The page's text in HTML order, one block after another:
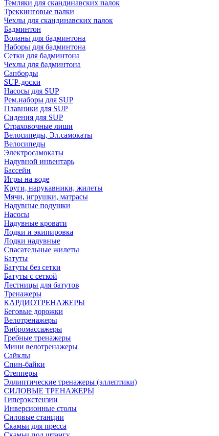
Темляки для скандинавских палок
Треккинговые палки
Чехлы для скандинавских палок
Бадминтон
Воланы для бадминтона
Наборы для бадминтона
Сетки для бадминтона
Чехлы для бадминтона
Сапборды
SUP-доски
Насосы для SUP
Рем.наборы для SUP
Плавники для SUP
Сидения для SUP
Страховочные лиши
Велосипеды, Эл.самокаты
Велосипеды
Электросамокаты
Надувной инвентарь
Бассейн
Игры на воде
Круги, нарукавники, жилеты
Мячи, игрушки, матрасы
Надувные подушки
Насосы
Надувные кровати
Лодки и экипировка
Лодки надувные
Спасательные жилеты
Батуты
Батуты без сетки
Батуты с сеткой
Лестницы для батутов
Тренажеры
КАРДИОТРЕНАЖЕРЫ
Беговые дорожки
Велотренажеры
Вибромассажеры
Гребные тренажеры
Мини велотренажеры
Сайклы
Спин-байки
Степперы
Эллиптические тренажеры (эллептики)
СИЛОВЫЕ ТРЕНАЖЕРЫ
Гиперэкстензии
Инверсионные столы
Силовые станции
Скамьи для пресса